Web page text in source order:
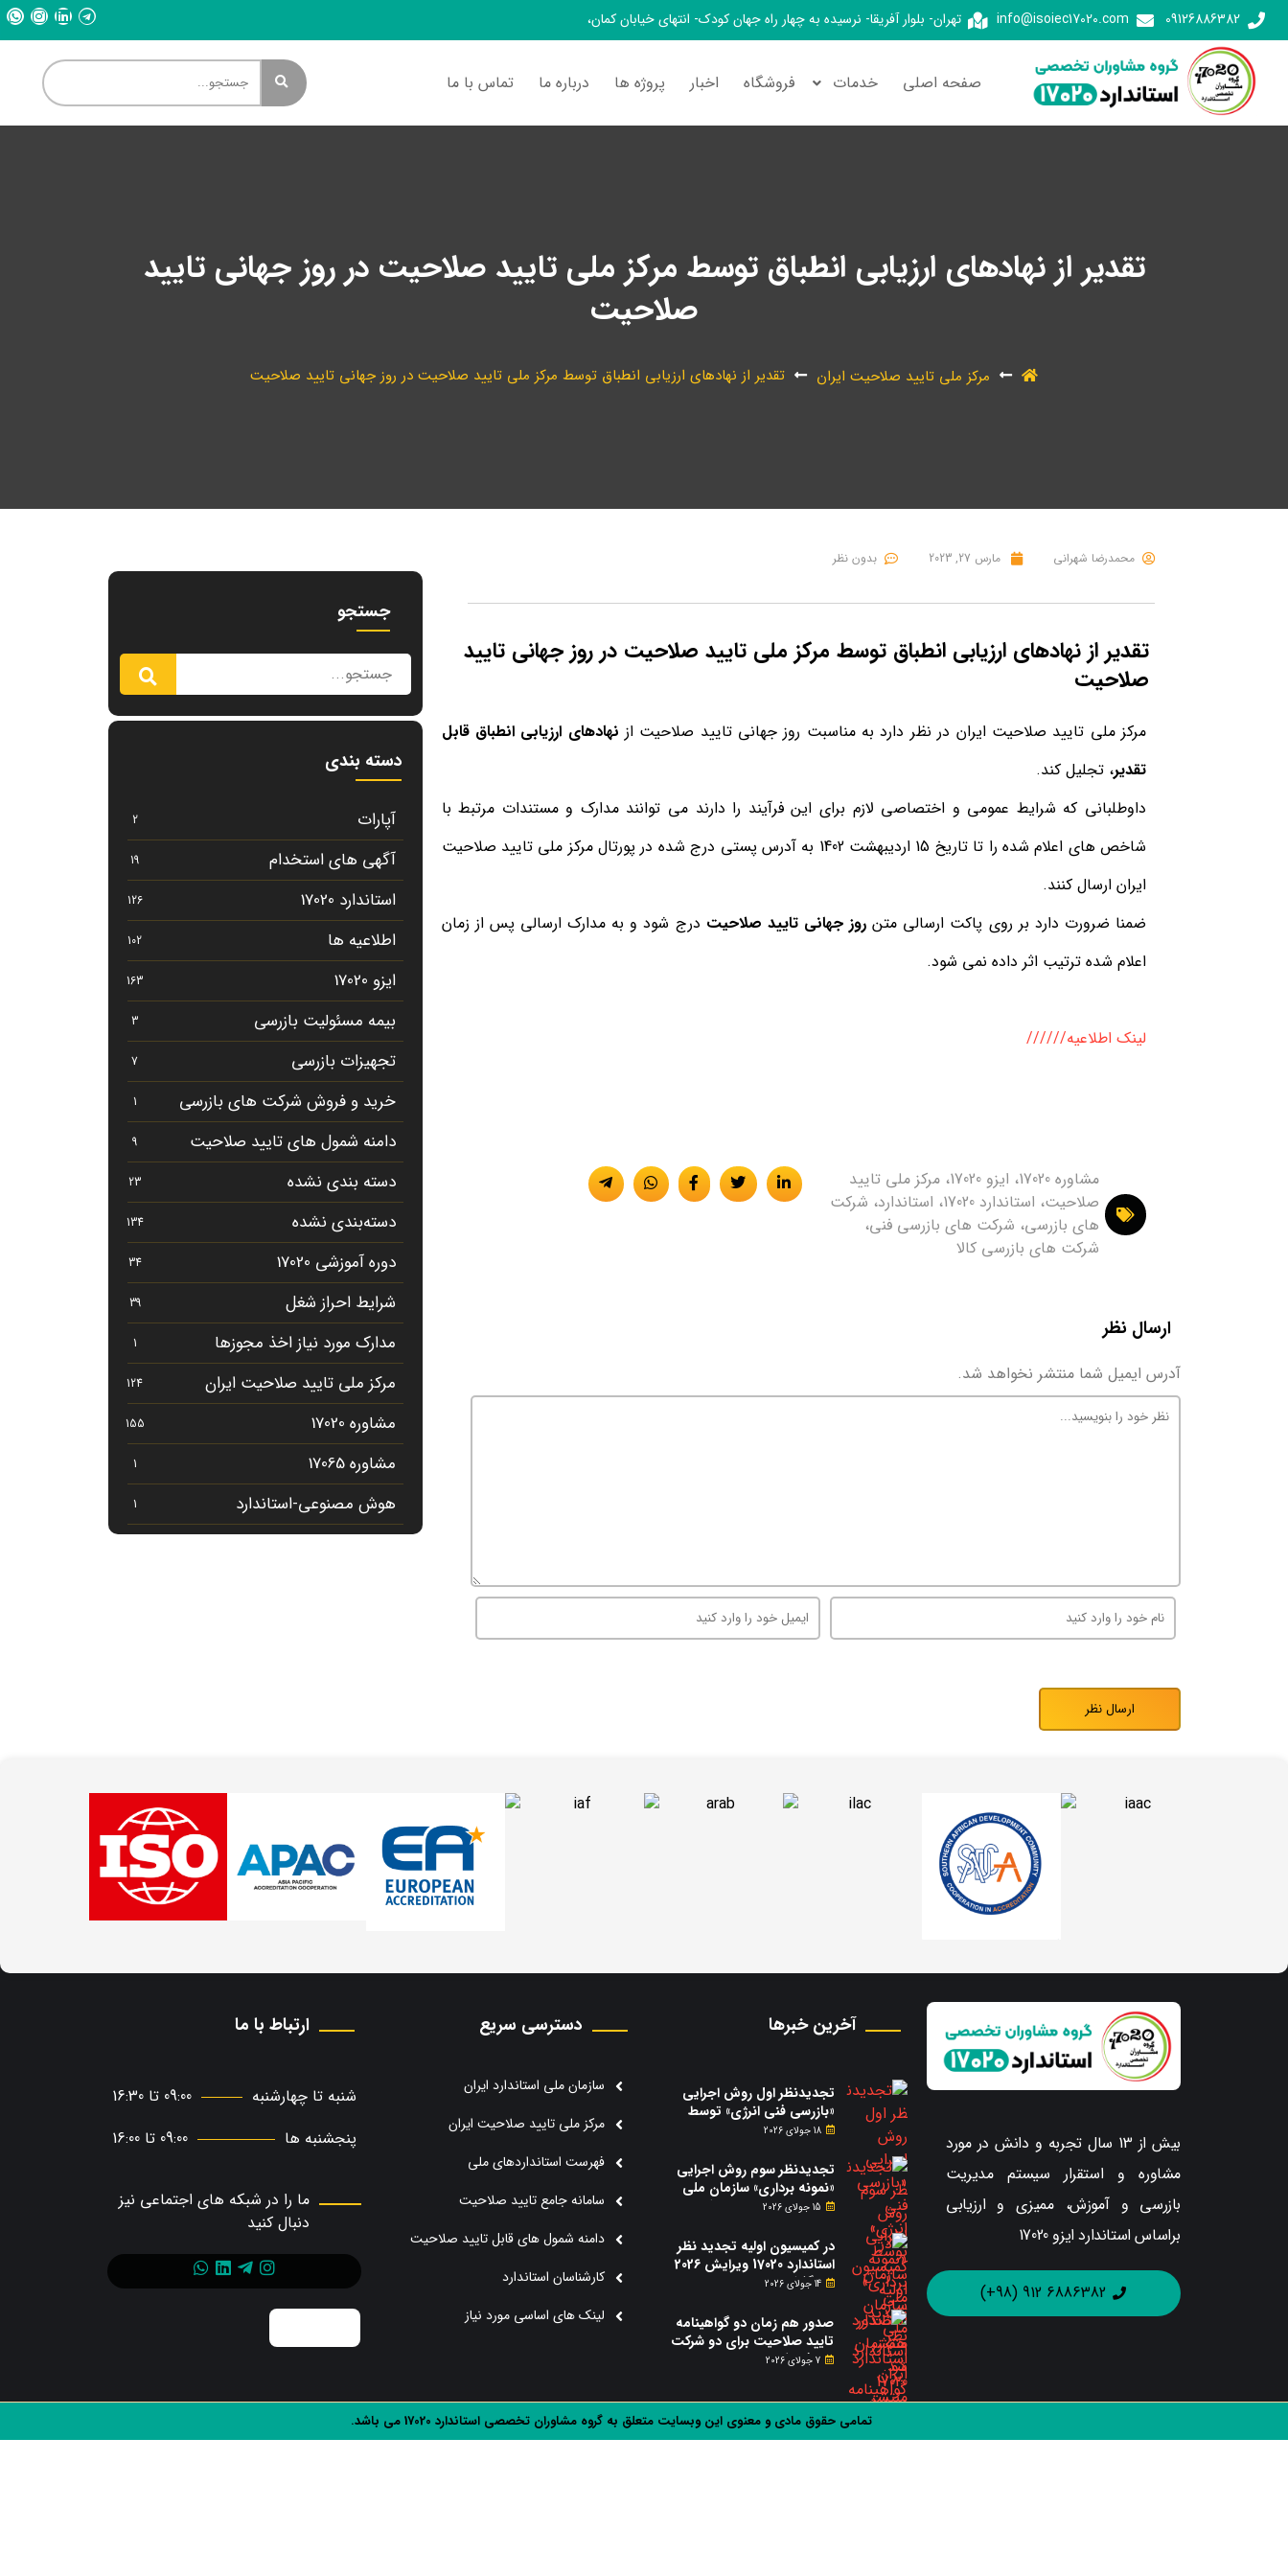
09126886382
info@isoiec17020.com تهران- بلوار آفریقا- نرسیده به چهار راه جهان کودک- انتهای خیابان کمان،
صفحه اصلی خدمات فروشگاه اخبار پروژه ها درباره ما تماس با ما
تقدیر از نهادهای ارزیابی انطباق توسط مرکز ملی تایید صلاحیت در روز جهانی تایید
صلاحیت
مرکز ملی تایید صلاحیت ایران تقدیر از نهادهای ارزیابی انطباق توسط مرکز ملی تایید صلاحیت در روز جهانی تایید صلاحیت
محمدرضا شهرانی مارس 27, 2023 بدون نظر
تقدیر از نهادهای ارزیابی انطباق توسط مرکز ملی تایید صلاحیت در روز جهانی تایید
صلاحیت
مرکز ملی تایید صلاحیت ایران در نظر دارد به مناسبت روز جهانی تایید صلاحیت از نهادهای ارزیابی انطباق قابل
تقدیر، تجلیل کند.
داوطلبانی که شرایط عمومی و اختصاصی لازم برای این فرآیند را دارند می توانند مدارک و مستندات مرتبط با
شاخص های اعلام شده را تا تاریخ 15 اردیبهشت 1402 به آدرس پستی درج شده در پورتال مرکز ملی تایید صلاحیت
ایران ارسال کنند.
ضمنا ضرورت دارد بر روی پاکت ارسالی متن روز جهانی تایید صلاحیت درج شود و به مدارک ارسالی پس از زمان
اعلام شده ترتیب اثر داده نمی شود.
لینک اطلاعیه//////
مشاوره 17020، ایزو 17020، مرکز ملی تایید
صلاحیت، استاندارد 17020، استاندارد، شرکت
های بازرسی، شرکت های بازرسی فنی،
شرکت های بازرسی کالا
ارسال نظر
آدرس ایمیل شما منتشر نخواهد شد.
جستجو
دسته بندی
آپارات 2
آگهی های استخدام 19
استاندارد 17020 126
اطلاعیه ها 102
ایزو 17020 163
بیمه مسئولیت بازرسی 3
تجهیزات بازرسی 7
خرید و فروش شرکت های بازرسی 1
دامنه شمول های تایید صلاحیت 9
دسته بندی نشده 23
دسته‌بندی نشده 134
دوره آموزشی 17020 34
شرایط احراز شغل 39
مدارک مورد نیاز اخذ مجوزها 1
مرکز ملی تایید صلاحیت ایران 124
مشاوره 17020 155
مشاوره 17065 1
هوش مصنوعی-استاندارد 1
بیش از 13 سال تجربه و دانش در مورد
مشاوره و استقرار سیستم مدیریت
بازرسی و آموزش، ممیزی و ارزیابی
براساس استاندارد ایزو 17020
6886382 912 (98+)
آخرین خبرها
تجدیدنظر اول روش اجرایی
«بازرسی فنی انرژی» توسط
سازمان ملی استاندارد منتشر
18 جولای 2026
تجدیدنظر سوم روش اجرایی
«نمونه برداری» سازمان ملی
استاندارد ایران منتشر شد.
15 جولای 2026
در کمیسیون اولیه تجدید نظر
استاندارد 17020 ویرایش 2026
چه گذشت؟
14 جولای 2026
صدور هم زمان دو گواهینامه
تایید صلاحیت برای دو شرکت
دریافت کننده خدمات مشاوره
7 جولای 2026
دسترسی سریع
سازمان ملی استاندارد ایران
مرکز ملی تایید صلاحیت ایران
فهرست استانداردهای ملی
سامانه جامع تایید صلاحیت
دامنه شمول های قابل تایید صلاحیت
کارشناسان استاندارد
لینک های اساسی مورد نیاز
ارتباط با ما
شنبه تا چهارشنبه
09:00 تا 16:30
پنجشنبه ها
09:00 تا 16:00
ما را در شبکه های اجتماعی نیز
دنبال کنید
تمامی حقوق مادی و معنوی این وبسایت متعلق به گروه مشاوران تخصصی استاندارد 17020 می باشد.